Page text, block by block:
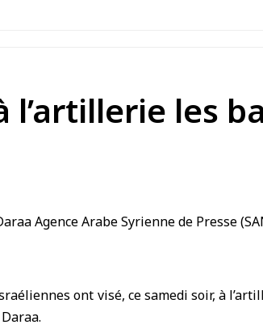
l’artillerie les
ont visé, ce samedi soir, à
Daraa.